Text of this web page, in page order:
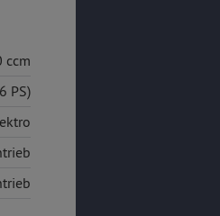
ccm
PS)